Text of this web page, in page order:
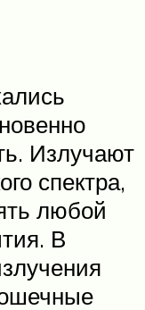
Излучают
спектра,
любой
В